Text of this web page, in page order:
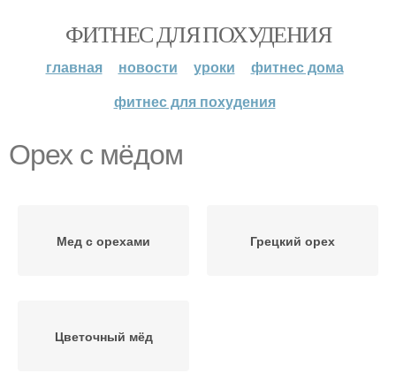
ФИТНЕС ДЛЯ ПОХУДЕНИЯ
главная новости уроки
фитнес дома
фитнес для похудения
Орех с мёдом
Мед с орехами Грецкий орех
Цветочный мёд